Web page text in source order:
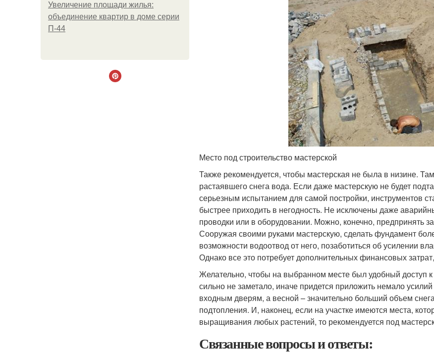
Увеличение площади жилья:
объединение квартир в доме серии
П-44
Место под строительство мастерской
Также рекомендуется, чтобы мастерская не была в низине.
растаявшего снега вода. Если даже мастерскую не будет
серьезным испытанием для самой постройки, инструментов
быстрее приходить в негодность. Не исключены даже
проводки или в оборудовании. Можно, конечно, предпринять
Сооружая своими руками мастерскую, сделать фундамент
возможности водоотвод от него, позаботиться об усилении
Однако все это потребует дополнительных финансовых
Желательно, чтобы на выбранном месте был удобный доступ
сильно не заметало, иначе придется приложить немало
входным дверям, а весной – значительно больший объем
подтопления. И, наконец, если на участке имеются места,
выращивания любых растений, то рекомендуется под
Связанные вопросы и ответы: